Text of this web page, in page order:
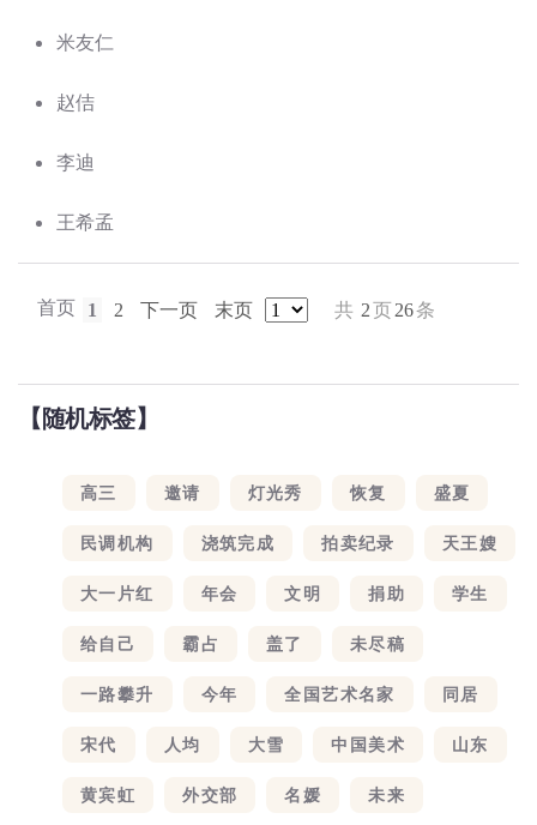
米友仁
赵佶
李迪
王希孟
首页 1 2 下一页 末页 共 2页26条
【随机标签】
高三 邀请 灯光秀 恢复 盛夏
民调机构 浇筑完成 拍卖纪录 天王嫂
大一片红 年会 文明 捐助 学生
给自己 霸占 盖了 未尽稿
一路攀升 今年 全国艺术名家 同居
宋代 人均 大雪 中国美术 山东
黄宾虹 外交部 名媛 未来